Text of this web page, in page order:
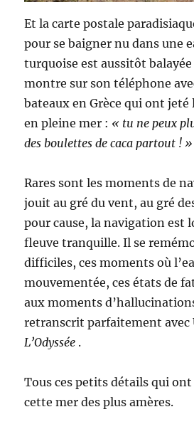
Et la carte postale
pour se baigner nu dans une
turquoise est aussitôt balayée
montre sur son téléphone
bateaux en Grèce qui ont jeté
en pleine mer : « tu ne peux
des boulettes de caca partout ! »
Rares sont les moments de
jouit au gré du vent, au gré
pour cause, la navigation est
fleuve tranquille. Il se
difficiles, ces moments où
mouvementée, ces états de
aux moments
retranscrit parfaitement avec
L’Odyssée .
Tous ces petits détails qui
cette mer des plus amères.